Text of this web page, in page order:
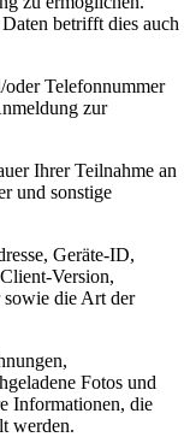
betrifft dies auch
Telefonnummer
zur
Ihrer Teilnahme an
und sonstige
Geräte-ID,
Version,
die Art der
Fotos und
Informationen, die
werden.